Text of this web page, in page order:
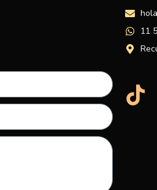
11